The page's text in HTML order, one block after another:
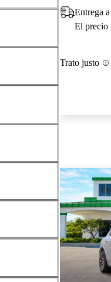
Entrega
El precio
Trato justo